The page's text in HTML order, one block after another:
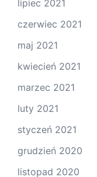
lipiec 2021
czerwiec 2021
maj 2021
kwiecień 2021
marzec 2021
luty 2021
styczeń 2021
grudzień 2020
listopad 2020